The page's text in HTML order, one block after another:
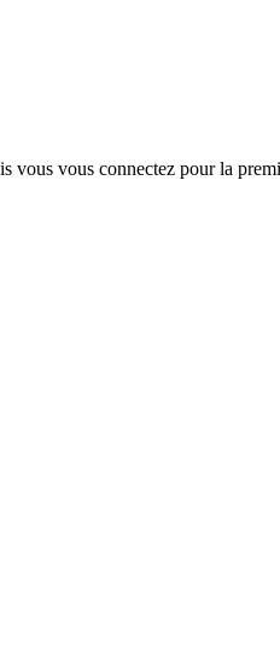
vous vous connectez pour la